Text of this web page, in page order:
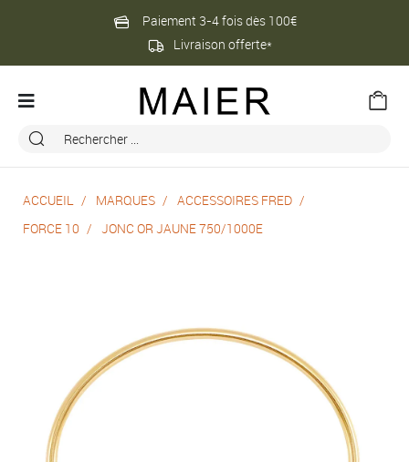
Paiement 3-4 fois dès 100€
Livraison offerte*
ACCUEIL MARQUES
ACCESSOIRES FRED
FORCE 10
JONC OR JAUNE 750/1000E